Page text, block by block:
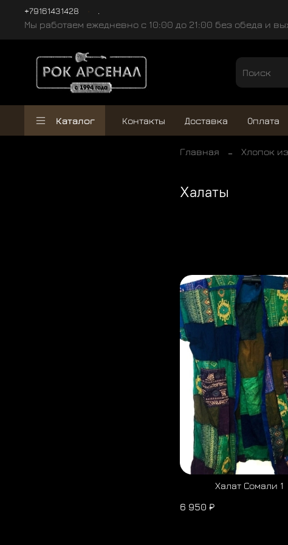
Мы работаем ежедневно с 10:00 до 21:00 без обеда и
+79161431428
Каталог Контакты Доставка Оплата
Главная Хлопок
Халаты
Халат Сомали 1
6 950 ₽